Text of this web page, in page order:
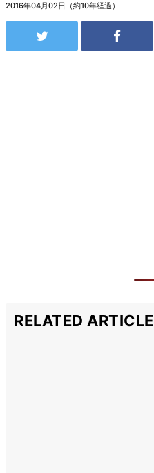
2016年04月02日（約10年経過）
RELATED ARTICLE